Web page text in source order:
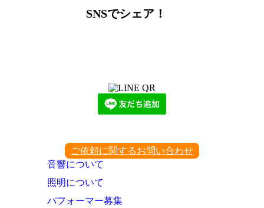
SNSでシェア！
ご依頼に関するお問い合わせ
音響について
照明について
パフォーマー募集